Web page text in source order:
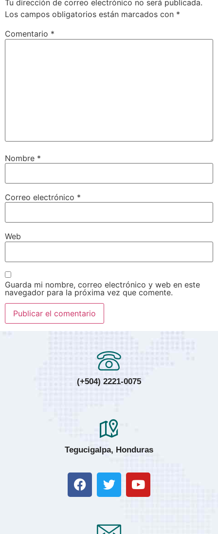
Tu dirección de correo electrónico no será publicada.
Los campos obligatorios están marcados con *
Comentario *
Nombre *
Correo electrónico *
Web
Guarda mi nombre, correo electrónico y web en este
navegador para la próxima vez que comente.
(+504) 2221-0075
Tegucigalpa, Honduras